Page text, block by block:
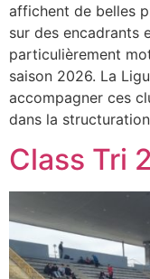
affichent de belles
sur des encadrants
particulièrement
saison 2026. La
accompagner ces
dans la
Class Tri